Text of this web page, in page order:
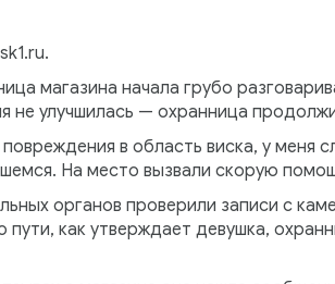
магазина начала грубо
не улучшилась — охранница
в область виска, у меня
На место вызвали скорую
органов проверили записи с
как утверждает девушка,